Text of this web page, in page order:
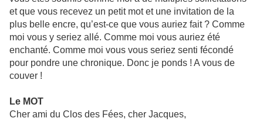
et que vous recevez un petit mot et une invitation de la
plus belle encre, qu’est-ce que vous auriez fait ? Comme
moi vous y seriez allé. Comme moi vous auriez été
enchanté. Comme moi vous vous seriez senti fécondé
pour pondre une chronique. Donc je ponds ! A vous de
couver !
Le MOT
Cher ami du Clos des Fées, cher Jacques,